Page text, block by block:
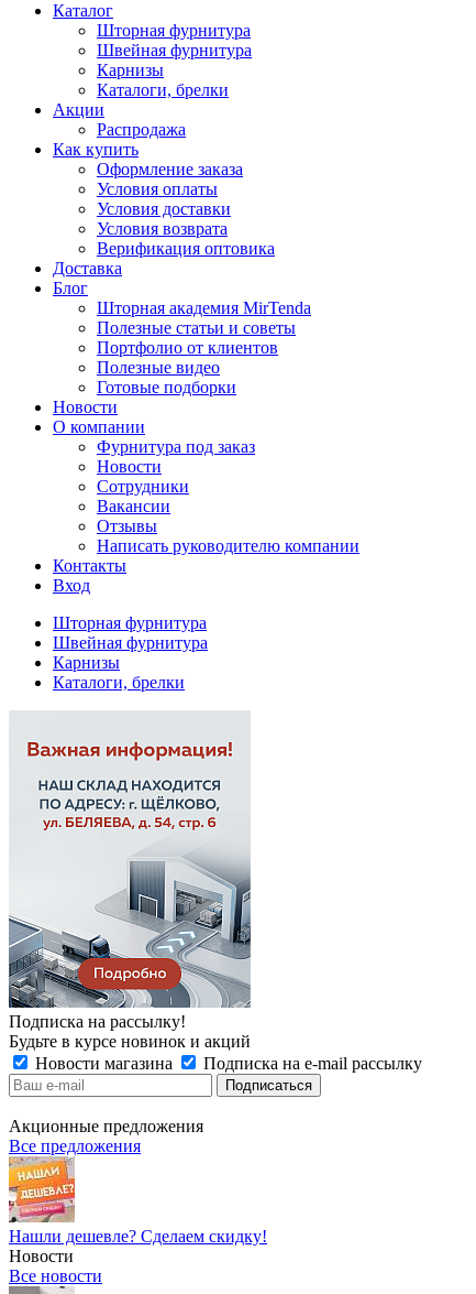
Каталог
Шторная фурнитура
Швейная фурнитура
Карнизы
Каталоги, брелки
Акции
Распродажа
Как купить
Оформление заказа
Условия оплаты
Условия доставки
Условия возврата
Верификация оптовика
Доставка
Блог
Шторная академия MirTenda
Полезные статьи и советы
Портфолио от клиентов
Полезные видео
Готовые подборки
Новости
О компании
Фурнитура под заказ
Новости
Сотрудники
Вакансии
Отзывы
Написать руководителю компании
Контакты
Вход
Шторная фурнитура
Швейная фурнитура
Карнизы
Каталоги, брелки
Подписка на рассылку!
Будьте в курсе новинок и акций
Новости магазина
Подписка на e-mail рассылку
Акционные предложения
Все предложения
Нашли дешевле? Сделаем скидку!
Новости
Все новости